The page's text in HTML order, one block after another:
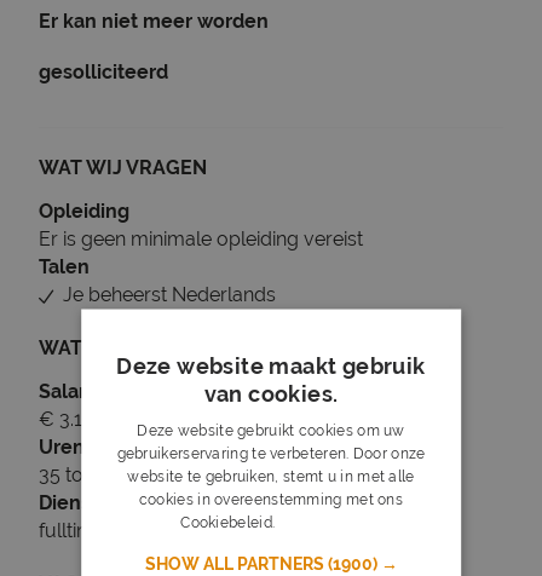
Er kan niet meer worden
gesolliciteerd
WAT WIJ VRAGEN
Opleiding
Er is geen minimale opleiding vereist
Talen
Je beheerst Nederlands
WAT WIJ BIEDEN
Salaris
€ 3.163 tot € 3.691
Uren
35 tot 36 uur per week
Dienstverband
fulltime
Deze website maakt gebruik
van cookies.
Deze website gebruikt cookies om uw
gebruikerservaring te verbeteren. Door onze
website te gebruiken, stemt u in met alle
cookies in overeenstemming met ons
Cookiebeleid.
SHOW ALL PARTNERS(1900) →